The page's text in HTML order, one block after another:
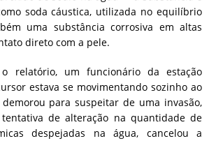
soda cáustica, utilizada no equilíbrio
uma substância corrosiva em altas
direto com a pele.
relatório, um funcionário da estação
estava se movimentando sozinho ao
para suspeitar de uma invasão,
de alteração na quantidade de
despejadas na água, cancelou a